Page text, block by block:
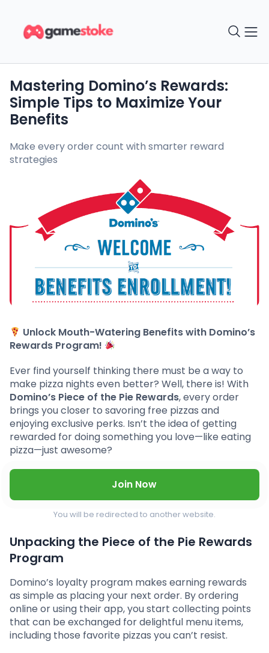
Mastering Domino’s Rewards:
Simple Tips to Maximize Your
Benefits
Make every order count with smarter reward
strategies
Unlock Mouth-Watering Benefits with Domino’s
Rewards Program!
Ever find yourself thinking there must be a way to
make pizza nights even better? Well, there is! With
Domino’s Piece of the Pie Rewards, every order
brings you closer to savoring free pizzas and
enjoying exclusive perks. Isn’t the idea of getting
rewarded for doing something you love—like eating
pizza—just awesome?
Join Now
You will be redirected to another website.
Unpacking the Piece of the Pie Rewards
Program
Domino’s loyalty program makes earning rewards
as simple as placing your next order. By ordering
online or using their app, you start collecting points
that can be exchanged for delightful menu items,
including those favorite pizzas you can’t resist.